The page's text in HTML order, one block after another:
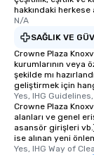
hakkındaki
N/A
SAĞLIK VE
Crowne Plaza
kurumlarının veya
şekilde mı
geliştirmek için
Yes, IHG
Crowne Plaza
alanları ve genel
asansör girişleri
ise alınan yeni
Yes, IHG Way of